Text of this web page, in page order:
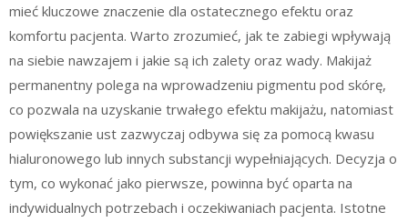
mieć kluczowe znaczenie dla ostatecznego efektu oraz
komfortu pacjenta. Warto zrozumieć, jak te zabiegi wpływają
na siebie nawzajem i jakie są ich zalety oraz wady. Makijaż
permanentny polega na wprowadzeniu pigmentu pod skórę,
co pozwala na uzyskanie trwałego efektu makijażu, natomiast
powiększanie ust zazwyczaj odbywa się za pomocą kwasu
hialuronowego lub innych substancji wypełniających. Decyzja o
tym, co wykonać jako pierwsze, powinna być oparta na
indywidualnych potrzebach i oczekiwaniach pacjenta. Istotne